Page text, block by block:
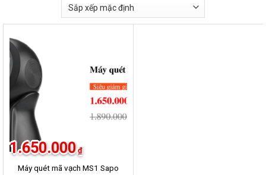
Máy quét mã vạch MS1 Sapo
1.650.000 ₫